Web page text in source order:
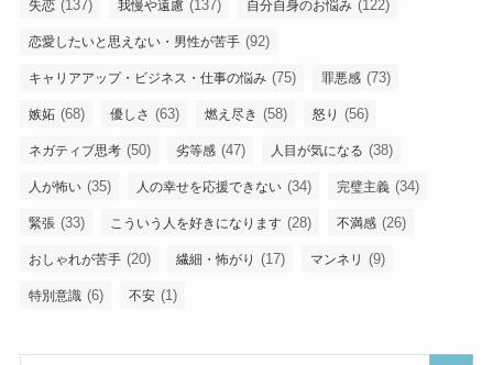
失恋 (137) 我慢や遠慮 (137) 自分自身のお悩み (122)
恋愛したいと思えない・男性が苦手 (92)
キャリアアップ・ビジネス・仕事の悩み (75) 罪悪感 (73)
嫉妬 (68) 優しさ (63) 燃え尽き (58) 怒り (56)
ネガティブ思考 (50) 劣等感 (47) 人目が気になる (38)
人が怖い (35) 人の幸せを応援できない (34) 完璧主義 (34)
緊張 (33) こういう人を好きになります (28) 不満感 (26)
おしゃれが苦手 (20) 繊細・怖がり (17) マンネリ (9)
特別意識 (6) 不安 (1)